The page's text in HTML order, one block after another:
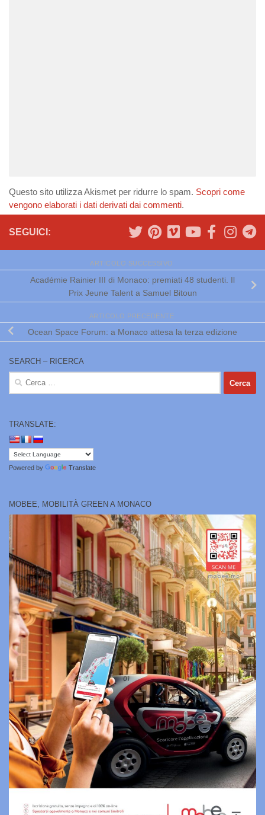
Questo sito utilizza Akismet per ridurre lo spam. Scopri come
vengono elaborati i dati derivati dai commenti.
SEGUICI:
ARTICOLO SUCCESSIVO
Académie Rainier III di Monaco: premiati 48 studenti. Il
Prix Jeune Talent a Samuel Bitoun
ARTICOLO PRECEDENTE
Ocean Space Forum: a Monaco attesa la terza edizione
SEARCH – RICERCA
Ricerca
TRANSLATE:
Powered by Translate
MOBEE, MOBILITÀ GREEN A MONACO